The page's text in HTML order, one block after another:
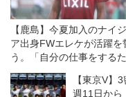
【鹿島】今夏加入のナイ
ア出身FWエレケが活躍を
う。「自分の仕事をする
ここに来ている」
【東京V
週11日から